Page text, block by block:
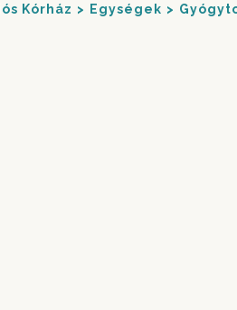
Kórház
Egységek